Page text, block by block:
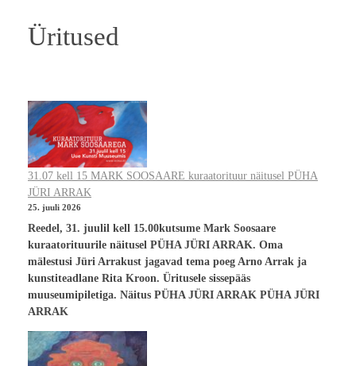
Üritused
31.07 kell 15 MARK SOOSAARE kuraatorituur näitusel PÜHA
JÜRI ARRAK
25. juuli 2026
Reedel, 31. juulil kell 15.00kutsume Mark Soosaare
kuraatorituurile näitusel PÜHA JÜRI ARRAK. Oma
mälestusi Jüri Arrakust jagavad tema poeg Arno Arrak ja
kunstiteadlane Rita Kroon. Üritusele sissepääs
muuseumipiletiga. Näitus PÜHA JÜRI ARRAK PÜHA JÜRI
ARRAK